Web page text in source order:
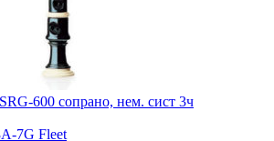
600 сопрано, нем. сист 3ч